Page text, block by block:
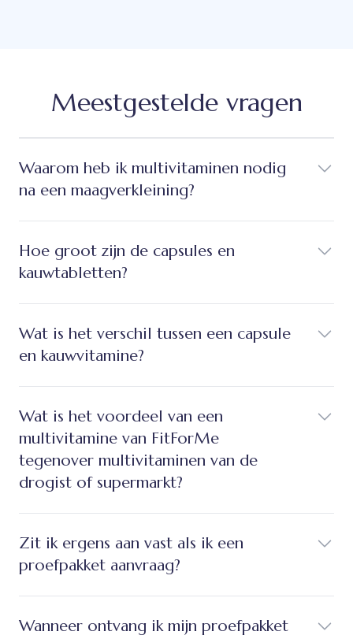
Meestgestelde vragen
Waarom heb ik multivitaminen nodig
na een maagverkleining?
Hoe groot zijn de capsules en
kauwtabletten?
Wat is het verschil tussen een capsule
en kauwvitamine?
Wat is het voordeel van een
multivitamine van FitForMe
tegenover multivitaminen van de
drogist of supermarkt?
Zit ik ergens aan vast als ik een
proefpakket aanvraag?
Wanneer ontvang ik mijn proefpakket